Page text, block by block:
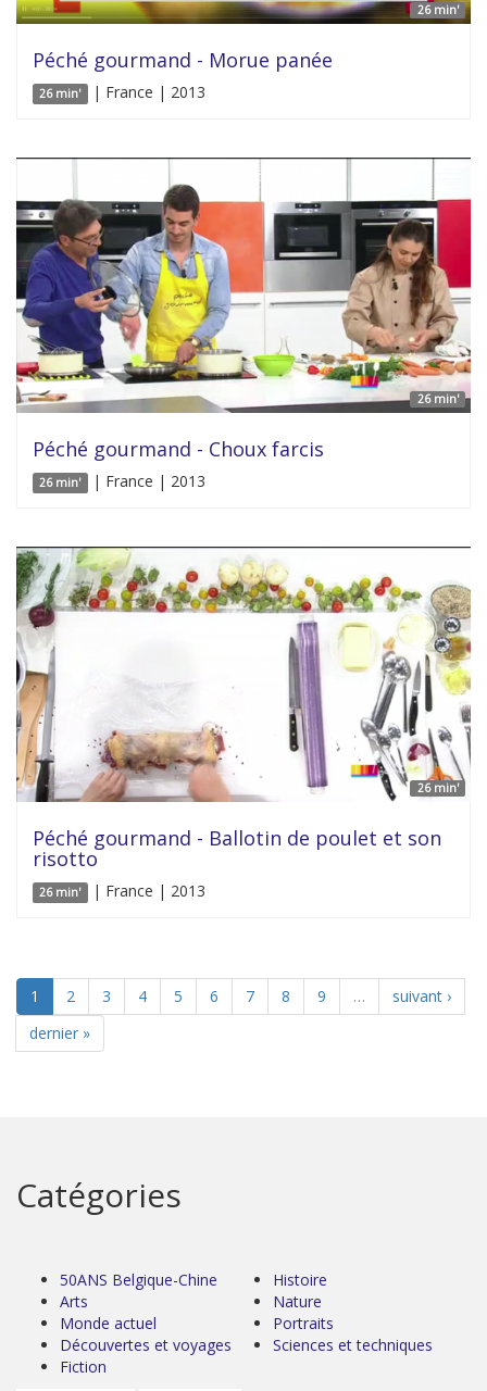
26 min'
Péché gourmand - Morue panée
26 min' | France | 2013
26 min'
Péché gourmand - Choux farcis
26 min' | France | 2013
26 min'
Péché gourmand - Ballotin de poulet et son
risotto
26 min' | France | 2013
1 2 3 4 5 6 7 8 9 …
suivant ›
dernier »
Catégories
50ANS Belgique-Chine
Arts
Monde actuel
Découvertes et voyages
Fiction
Histoire
Nature
Portraits
Sciences et techniques